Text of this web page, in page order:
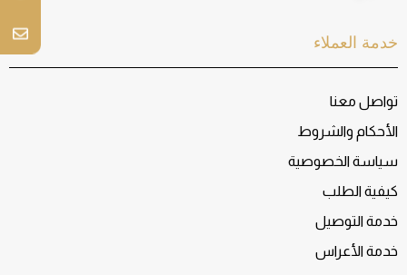
خدمة العملاء
تواصل معنا
الأحكام والشروط
سياسة الخصوصية
كيفية الطلب
خدمة التوصيل
خدمة الأعراس